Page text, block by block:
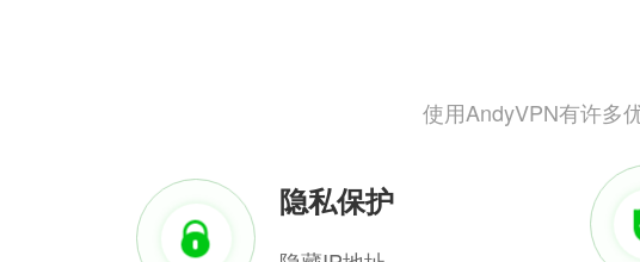
使用AndyVPN有许多
隐私保护